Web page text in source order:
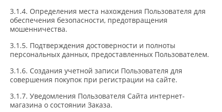
3.1.4. Определения места нахождения Пользователя для
обеспечения безопасности, предотвращения
мошенничества.
3.1.5. Подтверждения достоверности и полноты
персональных данных, предоставленных Пользователем.
3.1.6. Создания учетной записи Пользователя для
совершения покупок при регистрации на сайте.
3.1.7. Уведомления Пользователя Сайта интернет-
магазина о состоянии Заказа.